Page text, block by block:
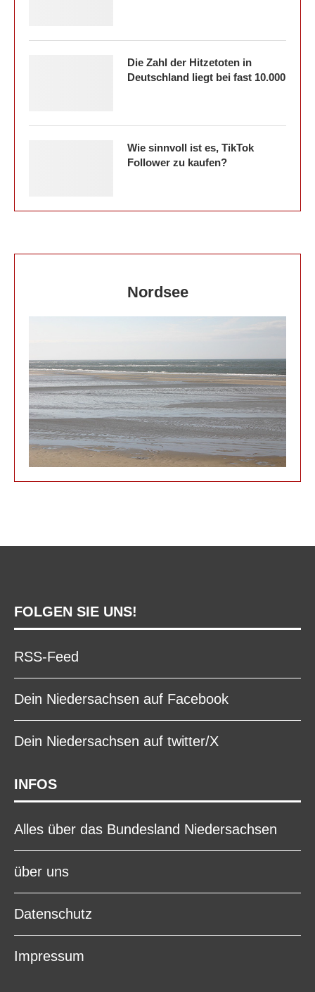
Die Zahl der Hitzetoten in
Deutschland liegt bei fast 10.000
Wie sinnvoll ist es, TikTok
Follower zu kaufen?
Nordsee
FOLGEN SIE UNS!
RSS-Feed
Dein Niedersachsen auf Facebook
Dein Niedersachsen auf twitter/X
INFOS
Alles über das Bundesland Niedersachsen
über uns
Datenschutz
Impressum